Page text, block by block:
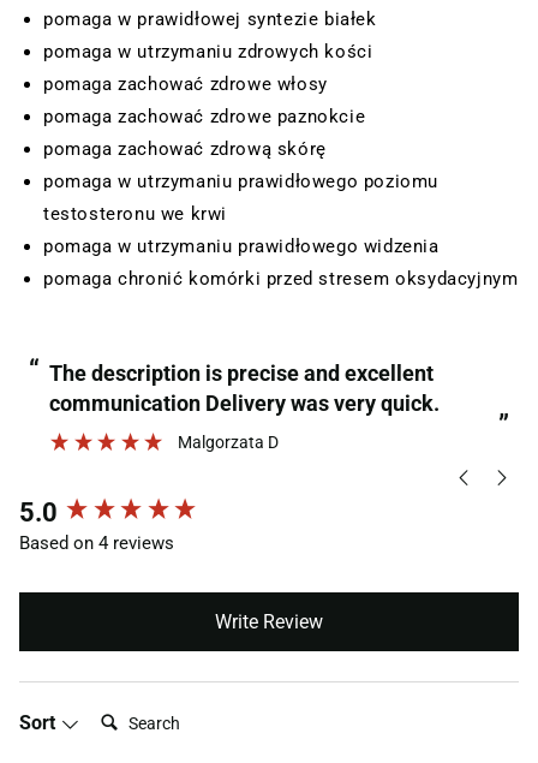
pomaga w prawidłowej syntezie białek
pomaga w utrzymaniu zdrowych kości
pomaga zachować zdrowe włosy
pomaga zachować zdrowe paznokcie
pomaga zachować zdrową skórę
pomaga w utrzymaniu prawidłowego poziomu
testosteronu we krwi
pomaga w utrzymaniu prawidłowego widzenia
pomaga chronić komórki przed stresem oksydacyjnym
“
”
The description is precise and excellent
communication Delivery was very quick.
Malgorzata D
5.0
Based on 4 reviews
Write Review
Sort Search:
New content loaded